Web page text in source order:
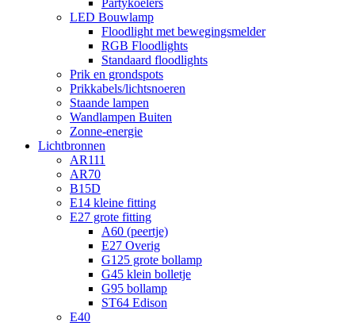
Partykoelers
LED Bouwlamp
Floodlight met bewegingsmelder
RGB Floodlights
Standaard floodlights
Prik en grondspots
Prikkabels/lichtsnoeren
Staande lampen
Wandlampen Buiten
Zonne-energie
Lichtbronnen
AR111
AR70
B15D
E14 kleine fitting
E27 grote fitting
A60 (peertje)
E27 Overig
G125 grote bollamp
G45 klein bolletje
G95 bollamp
ST64 Edison
E40